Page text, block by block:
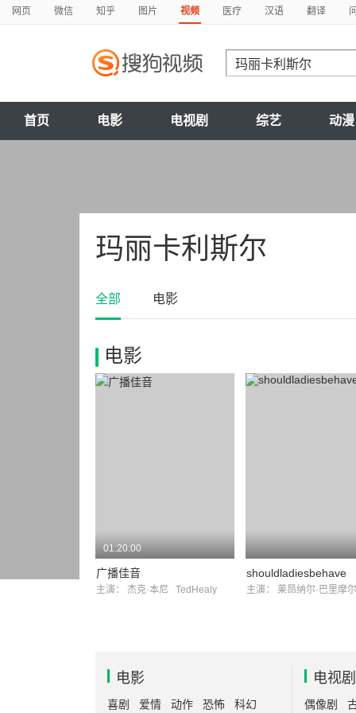
网页 微信 知乎 图片 视频 医疗 汉语 翻译
首页 电影 电视剧 综艺 动漫
玛丽卡利斯尔
全部 电影
电影
01:20:00
广播佳音
主演： 杰克·本尼 TedHealy
shouldladiesbehave
主演： 莱昂纳尔·巴里摩
电影
喜剧 爱情 动作 恐怖 科幻
电视剧
偶像剧